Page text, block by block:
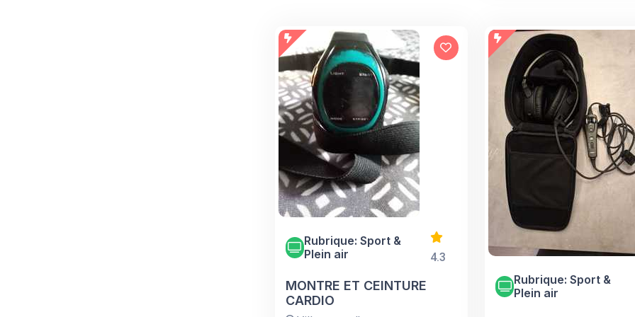
Rubrique: Sport &
Plein air
4.3
MONTRE ET CEINTURE
CARDIO
Rubrique: Sport &
Plein air